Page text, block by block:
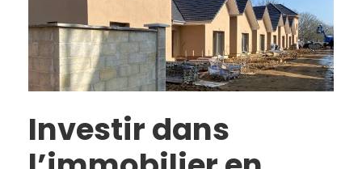
Investir dans